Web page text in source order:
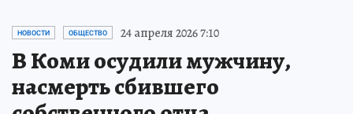
НОВОСТИ ОБЩЕСТВО 24 апреля 2026 7:10
В Коми осудили мужчину,
насмерть сбившего